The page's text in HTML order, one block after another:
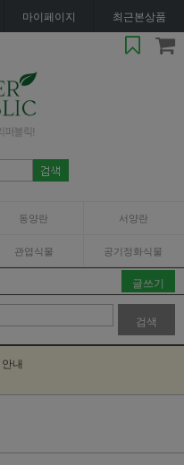
마이페이지 최근본상품
동양란 서양란
관엽식물 공기정화식물
글쓰기
검색
내